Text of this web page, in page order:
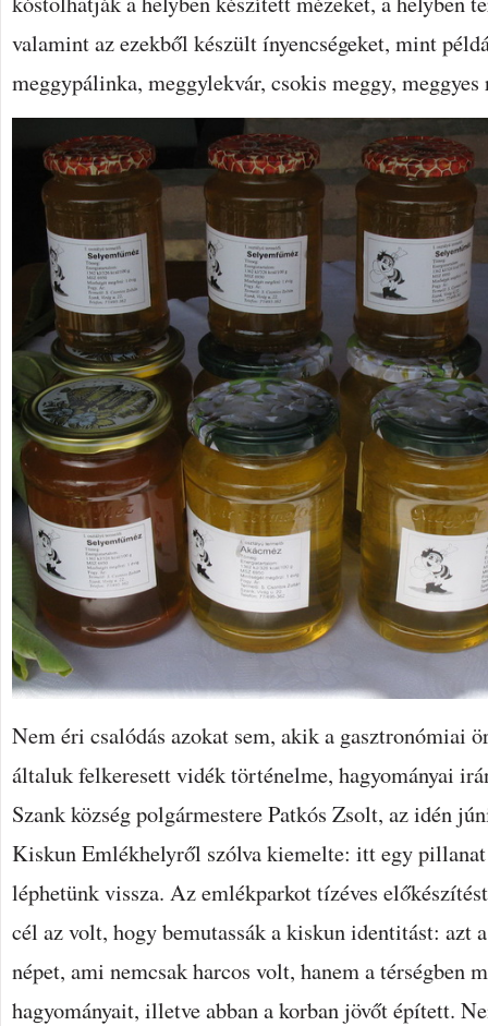
valamint az ezekből készült ínyencségeket, mint
meggypálinka, meggylekvár, csokis meggy, meggyes
Nem éri csalódás azokat sem, akik a gasztronómiai
általuk felkeresett vidék történelme, hagyományai
Szank község polgármestere Patkós Zsolt, az idén
Kiskun Emlékhelyről szólva kiemelte: itt egy
léphetünk vissza. Az emlékparkot tízéves
cél az volt, hogy bemutassák a kiskun identitást: azt
népet, ami nemcsak harcos volt, hanem a térségben
hagyományait, illetve abban a korban jövőt épített.